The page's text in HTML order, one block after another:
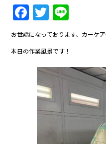
F
a
c
e
b
o
o
T
w
itt
er
n
e
お世話になっております、カーケア
本日の作業風景です！